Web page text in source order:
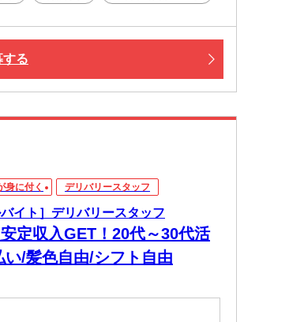
する
身に付く デリバリースタッフ
イト］デリバリースタッフ
定収入GET！20代～30代活
/髪色自由/シフト自由